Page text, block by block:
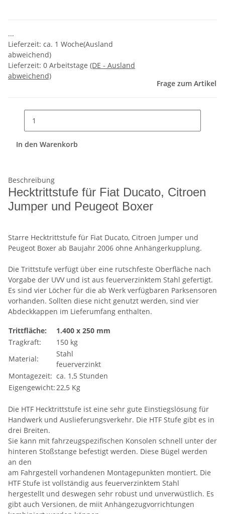
...
Lieferzeit: ca. 1 Woche(Ausland
abweichend)
Lieferzeit: 0 Arbeitstage (DE - Ausland
abweichend)
Frage zum Artikel
In den Warenkorb
Beschreibung
Hecktrittstufe für Fiat Ducato, Citroen
Jumper und Peugeot Boxer
Starre Hecktrittstufe für Fiat Ducato, Citroen Jumper und
Peugeot Boxer ab Baujahr 2006 ohne Anhängerkupplung.
Die Trittstufe verfügt über eine rutschfeste Oberfläche nach
Vorgabe der UVV und ist aus feuerverzinktem Stahl gefertigt.
Es sind vier Löcher für die ab Werk verfügbaren Parksensoren
vorhanden. Sollten diese nicht genutzt werden, sind vier
Abdeckkappen im Lieferumfang enthalten.
Trittfläche:
1.400 x 250 mm
Tragkraft:
150 kg
Material:
Stahl
feuerverzinkt
Montagezeit: ca. 1,5 Stunden
Eigengewicht:22,5 Kg
Die HTF Hecktrittstufe ist eine sehr gute Einstiegslösung für
Handwerk und Auslieferungsverkehr. Die HTF Stufe gibt es in
drei Breiten.
Sie kann mit fahrzeugspezifischen Konsolen schnell unter der
hinteren Stoßstange befestigt werden. Diese Bügel werden
an den
am Fahrgestell vorhandenen Montagepunkten montiert. Die
HTF Stufe ist vollständig aus feuerverzinktem Stahl
hergestellt und deswegen sehr robust und unverwüstlich. Es
gibt auch Versionen, de miit Anhängezugvorrichtungen